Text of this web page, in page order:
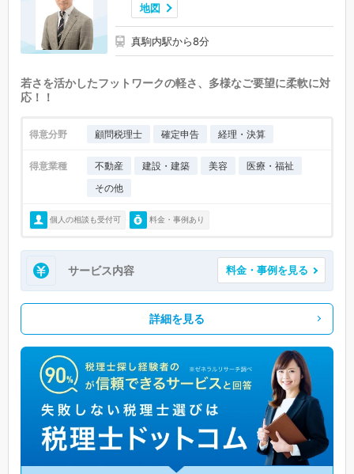
地図
真駒内駅から8分
若さを活かしたフットワークの軽さ、多様なご要望に柔軟に対
応！！
得意分野 顧問税理士 確定申告 経理・決算
得意業種 不動産 建設・建築 美容
医療・福祉
その他
個人の相談も受付可 料金・事例あり
サービス内容 料金・事例を見る
詳細を見る